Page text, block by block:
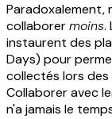
Paradoxalement,
collaborermoins.
instaurent des
Days) pour
collectés lors
Collaborer avec
n'a jamais le